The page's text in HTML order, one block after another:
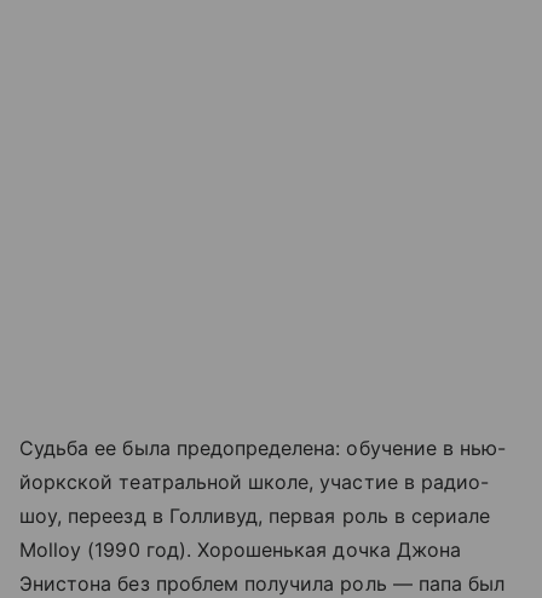
Судьба ее была предопределена: обучение в нью-
йоркской театральной школе, участие в радио-
шоу, переезд в Голливуд, первая роль в сериале
Molloy (1990 год). Хорошенькая дочка Джона
Энистона без проблем получила роль — папа был